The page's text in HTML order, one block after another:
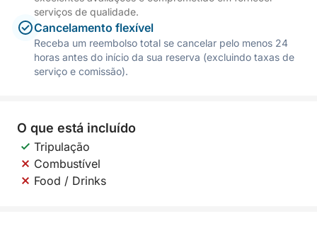
serviços de qualidade.
Cancelamento flexível
Receba um reembolso total se cancelar pelo menos 24
horas antes do início da sua reserva (excluindo taxas de
serviço e comissão).
O que está incluído
Tripulação
Combustível
Food / Drinks